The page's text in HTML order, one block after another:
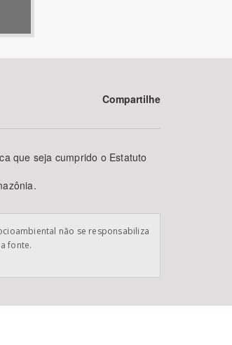
BUSCAR
Compartilhe
que seja cumprido o Estatuto
não se responsabiliza
fonte.